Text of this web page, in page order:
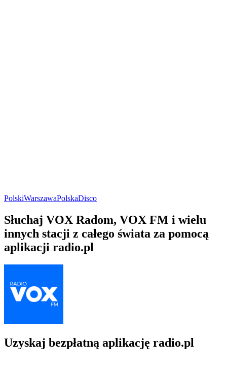
PolskiWarszawaPolskaDisco
Słuchaj VOX Radom, VOX FM i wielu
innych stacji z całego świata za pomocą
aplikacji radio.pl
Uzyskaj bezpłatną aplikację radio.pl